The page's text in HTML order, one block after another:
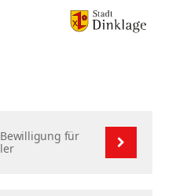
für